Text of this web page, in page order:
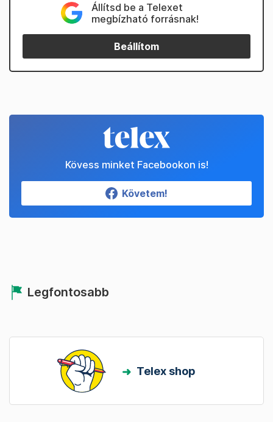
Állítsd be a Telexet
megbízható forrásnak!
Beállítom
Kövess minket Facebookon is!
Követem!
Legfontosabb
Telex shop